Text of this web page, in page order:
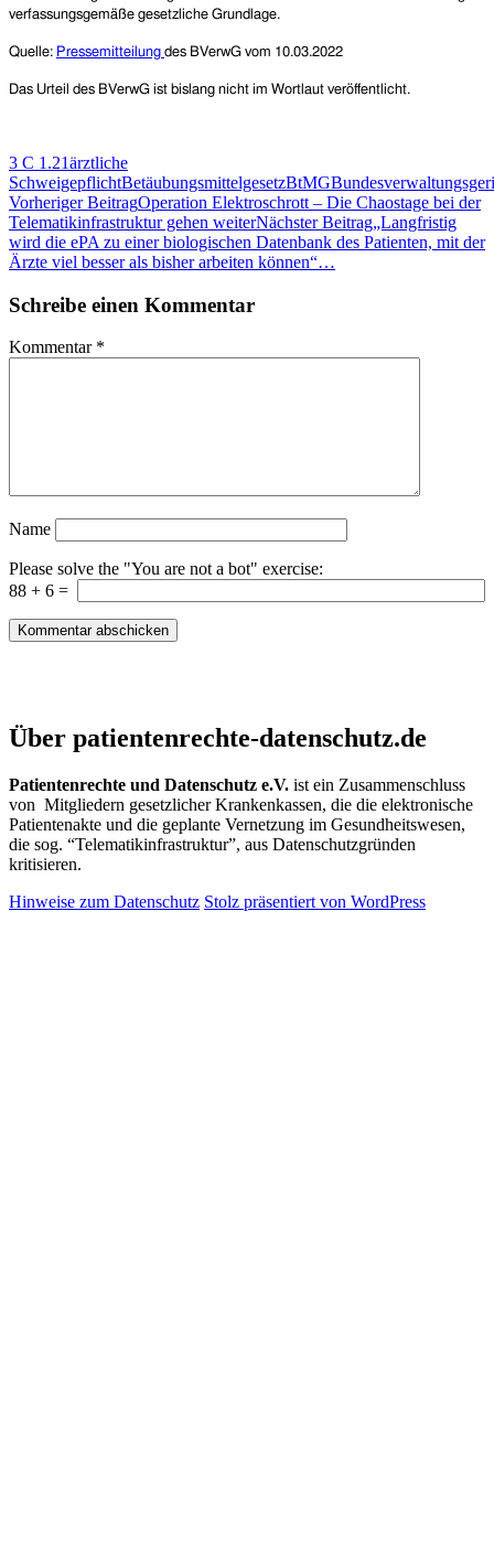
verfassungsgemäße gesetzliche Grundlage.
Quelle: Pressemitteilung des BVerwG vom 10.03.2022
Das Urteil des BVerwG ist bislang nicht im Wortlaut veröffentlicht.
3 C 1.21ärztliche
SchweigepflichtBetäubungsmittelgesetzBtMG
Beitragsnavigation
Vorheriger BeitragOperation Elektroschrott – Die Chaostage bei der
Telematikinfrastruktur gehen weiterNächster Beitrag„Langfristig
wird die ePA zu einer biologischen Datenbank des Patienten, mit der
Ärzte viel besser als bisher arbeiten können“…
Schreibe einen Kommentar
Kommentar *
Name
Please solve the "You are not a bot" exercise:
88 + 6 =
Patientenrechte und Datenschutz e.V.
Über patientenrechte-datenschutz.de
Patientenrechte und Datenschutz e.V. ist ein Zusammenschluss
von Mitgliedern gesetzlicher Krankenkassen, die die elektronische
Patientenakte und die geplante Vernetzung im Gesundheitswesen,
die sog. “Telematikinfrastruktur”, aus Datenschutzgründen
kritisieren.
Hinweise zum Datenschutz Stolz präsentiert von WordPress